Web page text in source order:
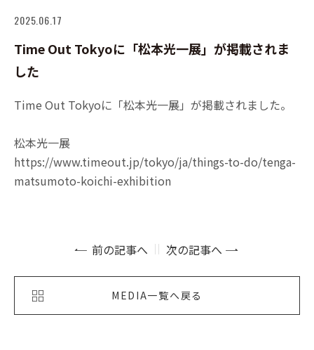
2025.06.17
Time Out Tokyoに「松本光一展」が掲載されま
した
Time Out Tokyoに「松本光一展」が掲載されました。
松本光一展
https://www.timeout.jp/tokyo/ja/things-to-do/tenga-
matsumoto-koichi-exhibition
前の記事へ 次の記事へ
MEDIA一覧へ戻る